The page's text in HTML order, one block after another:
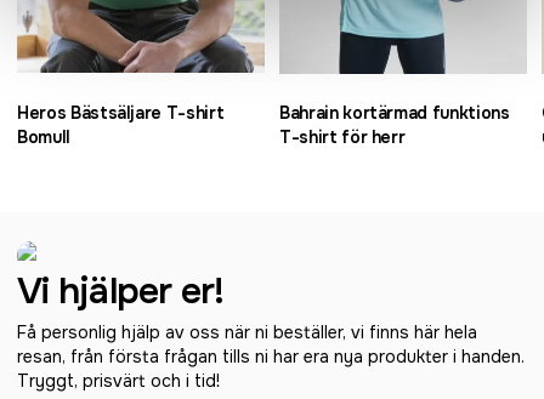
Heros Bästsäljare T-shirt
Bomull
Bahrain kortärmad funktions
T-shirt för herr
Vi hjälper er!
Få personlig hjälp av oss när ni beställer, vi finns här hela
resan, från första frågan tills ni har era nya produkter i handen.
Tryggt, prisvärt och i tid!